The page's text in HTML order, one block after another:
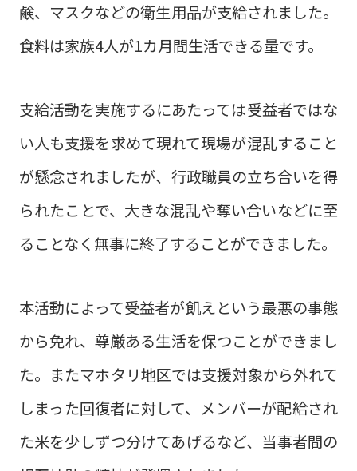
鹸、マスクなどの衛生用品が支給されました。
食料は家族4人が1カ月間生活できる量です。
支給活動を実施するにあたっては受益者ではな
い人も支援を求めて現れて現場が混乱すること
が懸念されましたが、行政職員の立ち合いを得
られたことで、大きな混乱や奪い合いなどに至
ることなく無事に終了することができました。
本活動によって受益者が飢えという最悪の事態
から免れ、尊厳ある生活を保つことができまし
た。またマホタリ地区では支援対象から外れて
しまった回復者に対して、メンバーが配給され
た米を少しずつ分けてあげるなど、当事者間の